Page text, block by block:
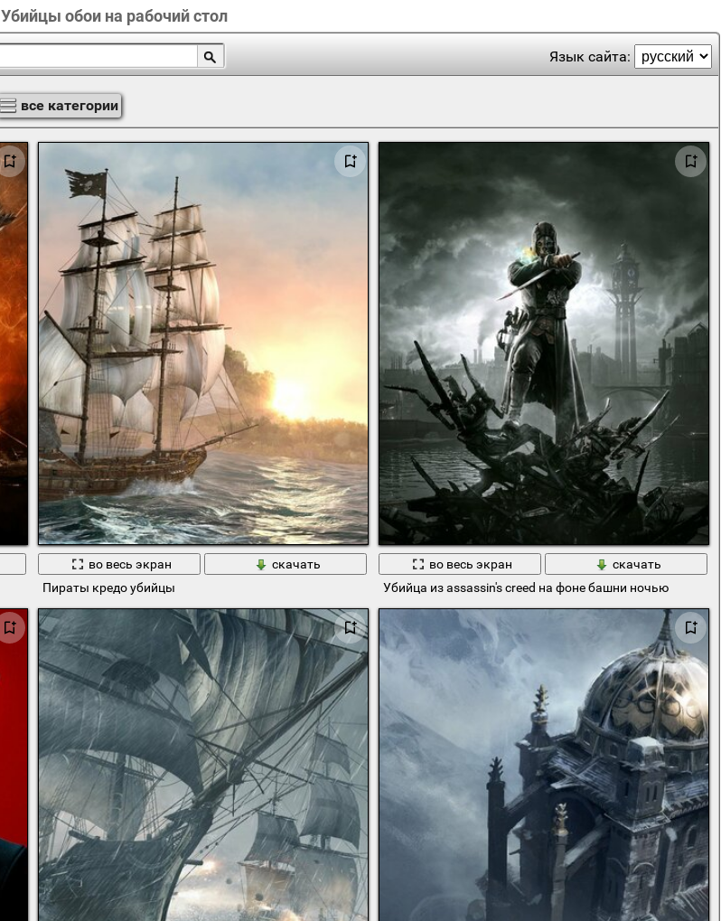
Убийцы обои на рабочий стол
Язык сайта:
все категории
во весь экран
скачать
Пираты кредо убийцы
во весь экран
скачать
Убийца из assassin's creed на фоне башни ночью